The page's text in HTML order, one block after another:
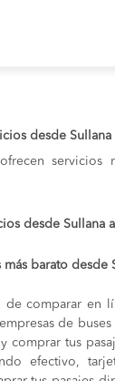
desde Sullana
servicios
desde Sullana
barato desde
comparar en
de buses
comprar tus
efectivo,